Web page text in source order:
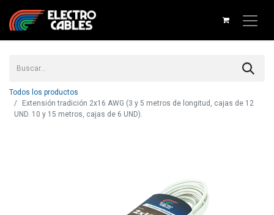
Todos los productos
Extensión tradición 2x16 AWG (3 y 5 metros de longitud, cajas de 12
UND. 10 y 15 metros, cajas de 6 UND).